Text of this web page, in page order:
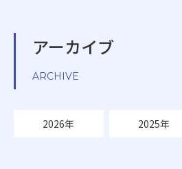
アーカイブ
ARCHIVE
2026年 2025年